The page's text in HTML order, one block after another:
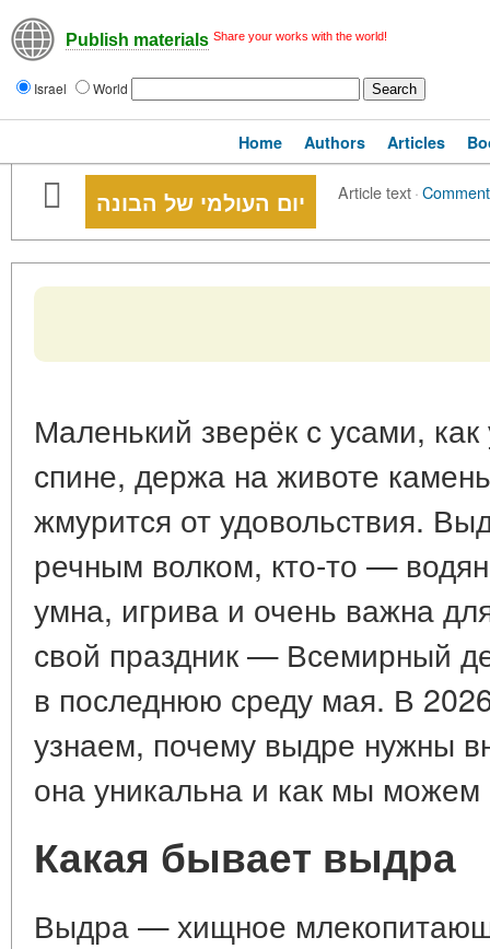
Publish materials Share your works with the world!
Israel World
Home Authors Articles
יום העולמי של הבונה Article text·
Маленький зверёк с усами,
спине, держа на животе
жмурится от удовольствия.
речным волком, кто-то —
умна, игрива и очень важна
свой праздник — Всемирный
в последнюю среду мая. В
узнаем, почему выдре нужны
она уникальна и как мы
Какая бывает выдра
Выдра — хищное